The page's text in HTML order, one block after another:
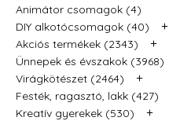
Animátor csomagok (4)
DIY alkotócsomagok (40)
+
Akciós termékek (2343) +
Ünnepek és évszakok (3968)
Virágkötészet (2464) +
Festék, ragasztó, lakk (427)
Kreatív gyerekek (530) +